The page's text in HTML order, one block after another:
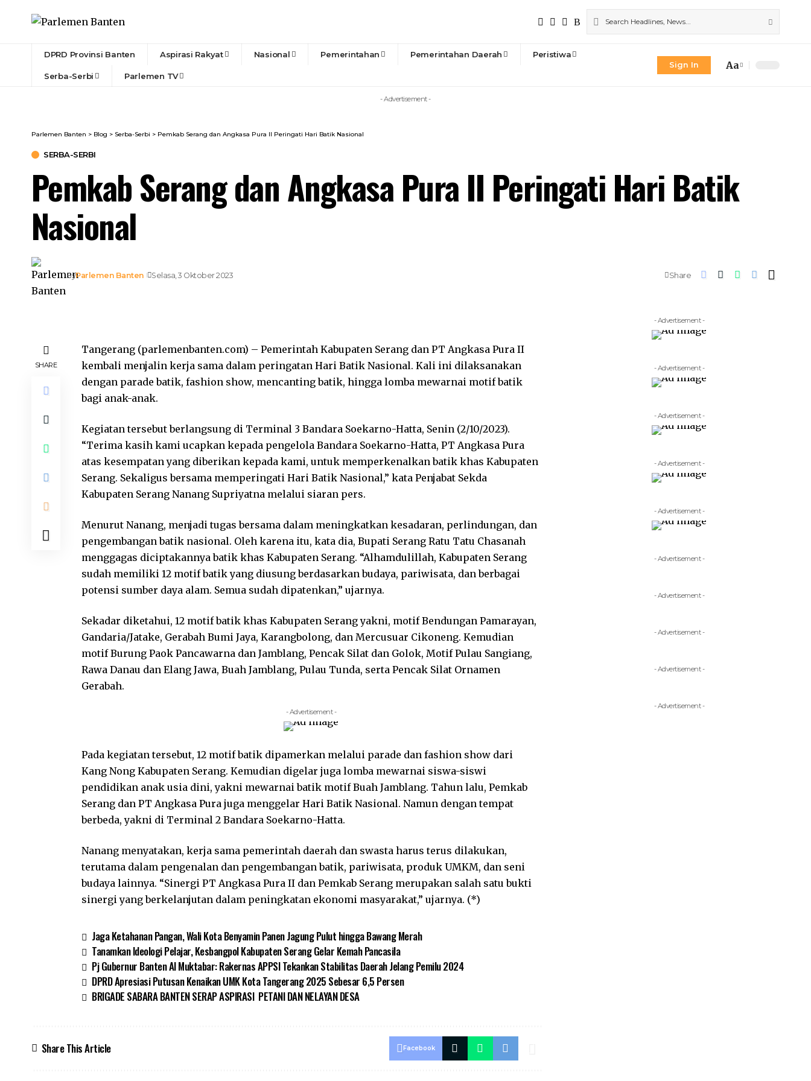
DPRD Provinsi Banten Aspirasi Rakyat Nasional Pemerintahan Pemerintahan Daerah Peristiwa
Serba-Serbi Parlemen TV
Sign In
Font
Aa
- Advertisement -
Parlemen Banten > Blog > Serba-Serbi > Pemkab Serang dan Angkasa Pura II Peringati Hari Batik Nasional
SERBA-SERBI
Pemkab Serang dan Angkasa Pura II Peringati Hari Batik
Nasional
ByParlemen Banten Selasa, 3 Oktober 2023 Share
SHARE
Tangerang (parlemenbanten.com) – Pemerintah Kabupaten Serang dan PT Angkasa Pura II
kembali menjalin kerja sama dalam peringatan Hari Batik Nasional. Kali ini dilaksanakan
dengan parade batik, fashion show, mencanting batik, hingga lomba mewarnai motif batik
bagi anak-anak.
Kegiatan tersebut berlangsung di Terminal 3 Bandara Soekarno-Hatta, Senin (2/10/2023).
“Terima kasih kami ucapkan kepada pengelola Bandara Soekarno-Hatta, PT Angkasa Pura
atas kesempatan yang diberikan kepada kami, untuk memperkenalkan batik khas Kabupaten
Serang. Sekaligus bersama memperingati Hari Batik Nasional,” kata Penjabat Sekda
Kabupaten Serang Nanang Supriyatna melalui siaran pers.
Menurut Nanang, menjadi tugas bersama dalam meningkatkan kesadaran, perlindungan, dan
pengembangan batik nasional. Oleh karena itu, kata dia, Bupati Serang Ratu Tatu Chasanah
menggagas diciptakannya batik khas Kabupaten Serang. “Alhamdulillah, Kabupaten Serang
sudah memiliki 12 motif batik yang diusung berdasarkan budaya, pariwisata, dan berbagai
potensi sumber daya alam. Semua sudah dipatenkan,” ujarnya.
Sekadar diketahui, 12 motif batik khas Kabupaten Serang yakni, motif Bendungan Pamarayan,
Gandaria/Jatake, Gerabah Bumi Jaya, Karangbolong, dan Mercusuar Cikoneng. Kemudian
motif Burung Paok Pancawarna dan Jamblang, Pencak Silat dan Golok, Motif Pulau Sangiang,
Rawa Danau dan Elang Jawa, Buah Jamblang, Pulau Tunda, serta Pencak Silat Ornamen
Gerabah.
- Advertisement -
Pada kegiatan tersebut, 12 motif batik dipamerkan melalui parade dan fashion show dari
Kang Nong Kabupaten Serang. Kemudian digelar juga lomba mewarnai siswa-siswi
pendidikan anak usia dini, yakni mewarnai batik motif Buah Jamblang. Tahun lalu, Pemkab
Serang dan PT Angkasa Pura juga menggelar Hari Batik Nasional. Namun dengan tempat
berbeda, yakni di Terminal 2 Bandara Soekarno-Hatta.
Nanang menyatakan, kerja sama pemerintah daerah dan swasta harus terus dilakukan,
terutama dalam pengenalan dan pengembangan batik, pariwisata, produk UMKM, dan seni
budaya lainnya. “Sinergi PT Angkasa Pura II dan Pemkab Serang merupakan salah satu bukti
sinergi yang berkelanjutan dalam peningkatan ekonomi masyarakat,” ujarnya. (*)
Jaga Ketahanan Pangan, Wali Kota Benyamin Panen Jagung Pulut hingga Bawang Merah
Tanamkan Ideologi Pelajar, Kesbangpol Kabupaten Serang Gelar Kemah Pancasila
Pj Gubernur Banten Al Muktabar: Rakernas APPSI Tekankan Stabilitas Daerah Jelang Pemilu 2024
DPRD Apresiasi Putusan Kenaikan UMK Kota Tangerang 2025 Sebesar 6,5 Persen
BRIGADE SABARA BANTEN SERAP ASPIRASI PETANI DAN NELAYAN DESA
Share This Article Facebook
- Advertisement -
- Advertisement -
- Advertisement -
- Advertisement -
- Advertisement -
- Advertisement -
- Advertisement -
- Advertisement -
- Advertisement -
- Advertisement -